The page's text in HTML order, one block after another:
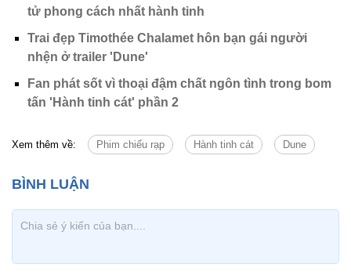
tử phong cách nhất hành tinh
Trai đẹp Timothée Chalamet hôn bạn gái người
nhện ở trailer 'Dune'
Fan phát sốt vì thoại đậm chất ngôn tình trong bom
tấn 'Hành tinh cát' phần 2
Xem thêm về: Phim chiếu rạp Hành tinh cát Dune